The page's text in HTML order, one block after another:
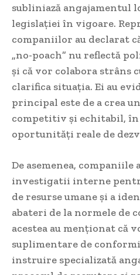
subliniază angajamentul
legislației în vigoare.
companiilor au declarat
„no-poach” nu reflectă
și că vor colabora strâns
clarifica situația. Ei au
principal este de a crea
competitiv și echitabil, în
oportunități reale de
De asemenea,
investigatii interne
de resurse umane și a
abateri de la normele de
acestea au menționat că
suplimentare de
instruire specializată